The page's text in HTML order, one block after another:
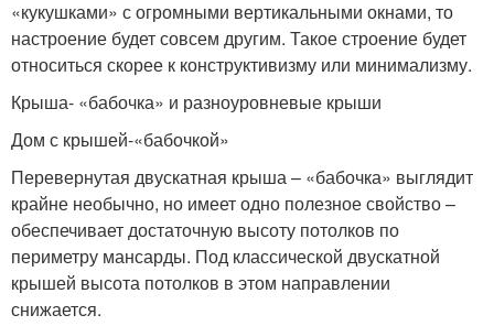
«кукушками» с огромными вертикальными окнами, то
настроение будет совсем другим. Такое строение будет
относиться скорее к конструктивизму или минимализму.
Крыша- «бабочка» и разноуровневые крыши
Дом с крышей-«бабочкой»
Перевернутая двускатная крыша – «бабочка» выглядит
крайне необычно, но имеет одно полезное свойство –
обеспечивает достаточную высоту потолков по
периметру мансарды. Под классической двускатной
крышей высота потолков в этом направлении
снижается.